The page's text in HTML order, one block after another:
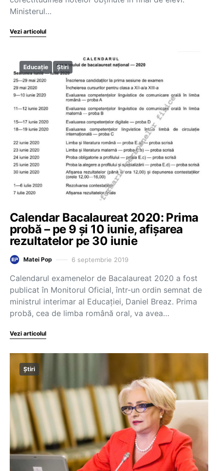
Ministerul…
Vezi articolul
Educație Știri
Calendar Bacalaureat 2020: Prima
probă – pe 9 și 10 iunie, afișarea
rezultatelor pe 30 iunie
Matei Pop 6 septembrie 2019
Calendarul examenelor de Bacalaureat 2020 a fost
publicat în Monitorul Oficial, într-un ordin semnat de
ministrul interimar al Educației, Daniel Breaz. Prima
probă, cea de limba română oral, va avea…
Vezi articolul
Știri